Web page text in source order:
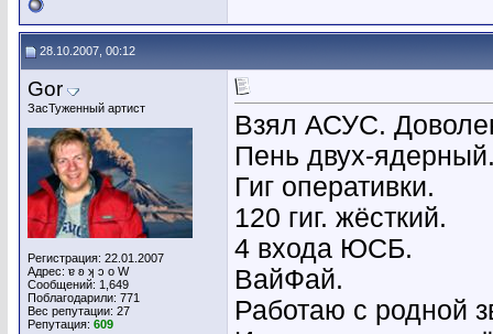
28.10.2007, 00:12
Gor
ЗасТуженный артист
Регистрация: 22.01.2007
Адрес: ɐ ʚ ʞ ɔ о W
Сообщений: 1,649
Поблагодарили: 771
Вес репутации: 27
Репутация: 609
Взял АСУС.
Пень двух-
Гиг оперативки.
120 гиг. жёсткий.
4 входа ЮСБ.
ВайФай.
Работаю с родной